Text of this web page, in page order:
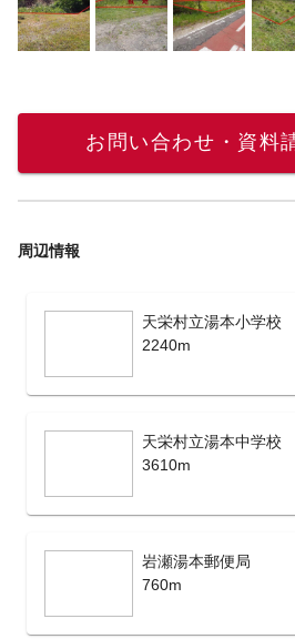
お問い合わせ・資料
周辺情報
天栄村立湯本小学校
2240m
天栄村立湯本中学校
3610m
岩瀬湯本郵便局
760m